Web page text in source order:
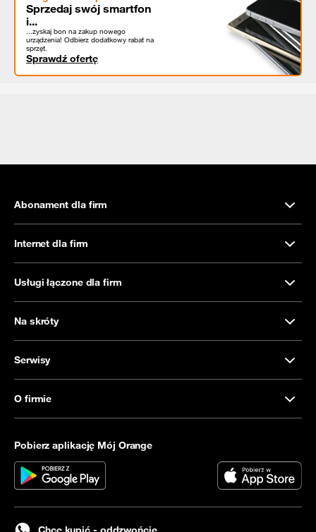
Sprzedaj swój smartfon
i...
...zyskaj bon na zakup nowego
urządzenia! Odbierz dodatkowy rabat na
sprzęt.
Sprawdź ofertę
Abonament dla firm
Internet dla firm
Usługi łączone dla firm
Na skróty
Serwisy
O firmie
Pobierz aplikację Mój Orange